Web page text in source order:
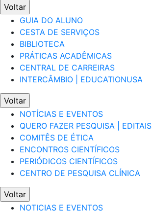
Voltar
GUIA DO ALUNO
CESTA DE SERVIÇOS
BIBLIOTECA
PRÁTICAS ACADÊMICAS
CENTRAL DE CARREIRAS
INTERCÂMBIO | EDUCATIONUSA
Voltar
NOTÍCIAS E EVENTOS
QUERO FAZER PESQUISA | EDITAIS
COMITÊS DE ÉTICA
ENCONTROS CIENTÍFICOS
PERIÓDICOS CIENTÍFICOS
CENTRO DE PESQUISA CLÍNICA
Voltar
NOTICIAS E EVENTOS